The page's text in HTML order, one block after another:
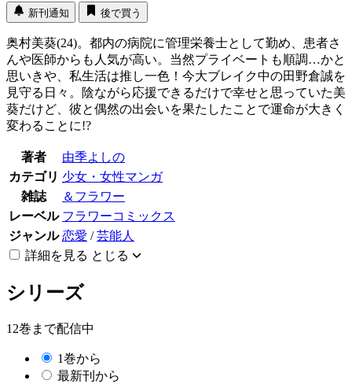
新刊通知 後で買う
奥村美葵(24)。都内の病院に管理栄養士として勤め、患者さ
んや医師からも人気が高い。当然プライベートも順調…かと
思いきや、私生活は推し一色！今大ブレイク中の田野倉誠を
見守る日々。陰ながら応援できるだけで幸せと思っていた美
葵だけど、彼と偶然の出会いを果たしたことで運命が大きく
変わることに!?
著者
由季よしの
カテゴリ 少女・女性マンガ
雑誌
＆フラワー
レーベル フラワーコミックス
ジャンル 恋愛 /芸能人
詳細を見る とじる
シリーズ
12巻まで配信中
1巻から
最新刊から